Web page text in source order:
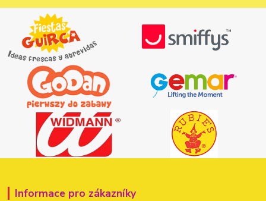
Informace pro zákazníky